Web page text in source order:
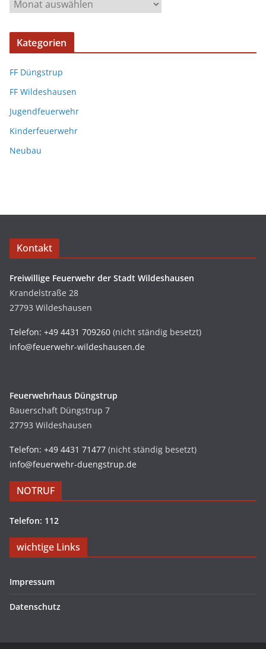
Kategorien
FF Düngstrup
FF Wildeshausen
Jugendfeuerwehr
Kinderfeuerwehr
Neubau
Kontakt
Freiwillige Feuerwehr der Stadt Wildeshausen
Krandelstraße 28
27793 Wildeshausen
Telefon: +49 4431 709260 (nicht ständig besetzt)
info@feuerwehr-wildeshausen.de
Feuerwehrhaus Düngstrup
Bauerschaft Düngstrup 7
27793 Wildeshausen
Telefon: +49 4431 71477 (nicht ständig besetzt)
info@feuerwehr-duengstrup.de
NOTRUF
Telefon: 112
wichtige Links
Impressum
Datenschutz